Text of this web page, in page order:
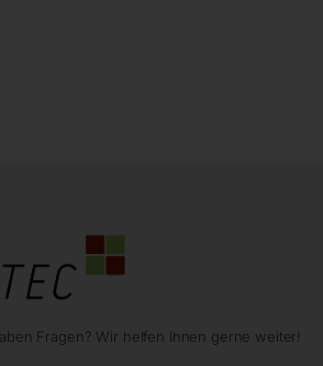
Fragen? Wir helfen Ihnen gerne weiter!